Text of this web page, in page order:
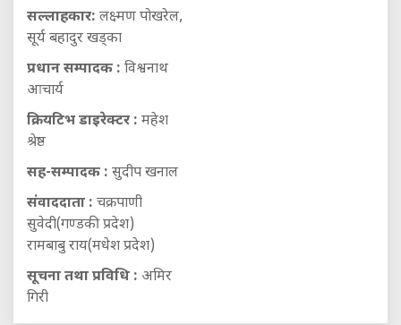
सल्लाहकार: लक्ष्मण पोखरेल,
सूर्य बहादुर खड्का
प्रधान सम्पादक : विश्वनाथ
आचार्य
क्रियटिभ डाइरेक्टर : महेश
श्रेष्ठ
सह-सम्पादक : सुदीप खनाल
संवाददाता : चक्रपाणी
सुवेदी(गण्डकी प्रदेश)
रामबाबु राय(मधेश प्रदेश)
सूचना तथा प्रविधि : अमिर
गिरी